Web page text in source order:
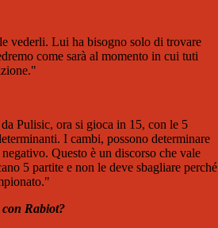
vederli. Lui ha bisogno solo di trovare
come sarà al momento in cui tuti
Pulisic, ora si gioca in 15, con le 5
I cambi, possono determinare
Questo è un discorso che vale
5 partite e non le deve sbagliare perché
Rabiot?